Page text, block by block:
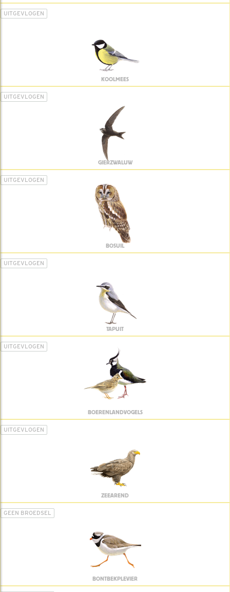
UITGEVLOGEN
KOOLMEES
UITGEVLOGEN
GIERZWALUW
UITGEVLOGEN
BOSUIL
UITGEVLOGEN
TAPUIT
UITGEVLOGEN
BOERENLANDVOGELS
UITGEVLOGEN
ZEEAREND
GEEN BROEDSEL
BONTBEKPLEVIER